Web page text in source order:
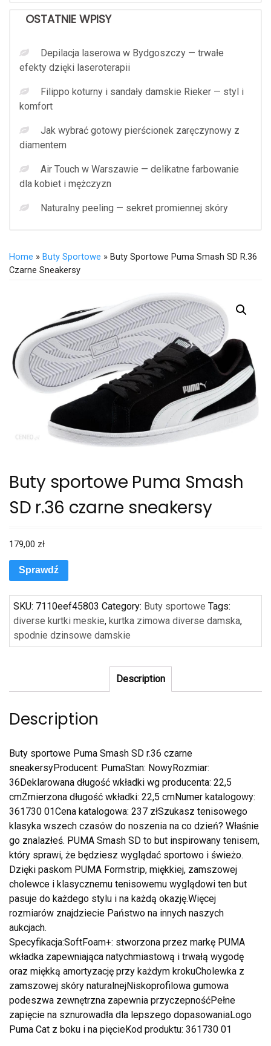
OSTATNIE WPISY
Depilacja laserowa w Bydgoszczy — trwałe
efekty dzięki laseroterapii
Filippo koturny i sandały damskie Rieker — styl i
komfort
Jak wybrać gotowy pierścionek zaręczynowy z
diamentem
Air Touch w Warszawie — delikatne farbowanie
dla kobiet i mężczyzn
Naturalny peeling — sekret promiennej skóry
Home » Buty Sportowe » Buty Sportowe Puma Smash SD R.36
Czarne Sneakersy
Buty sportowe Puma Smash
SD r.36 czarne sneakersy
179,00 zł
Sprawdź
SKU: 7110eef45803 Category: Buty sportowe Tags:
diverse kurtki meskie, kurtka zimowa diverse damska,
spodnie dzinsowe damskie
Description
Description
Buty sportowe Puma Smash SD r.36 czarne
sneakersyProducent: PumaStan: NowyRozmiar:
36Deklarowana długość wkładki wg producenta: 22,5
cmZmierzona długość wkładki: 22,5 cmNumer katalogowy:
361730 01Cena katalogowa: 237 złSzukasz tenisowego
klasyka wszech czasów do noszenia na co dzień? Właśnie
go znalazłeś. PUMA Smash SD to but inspirowany tenisem,
który sprawi, że będziesz wyglądać sportowo i świeżo.
Dzięki paskom PUMA Formstrip, miękkiej, zamszowej
cholewce i klasycznemu tenisowemu wyglądowi ten but
pasuje do każdego stylu i na każdą okazję.Więcej
rozmiarów znajdziecie Państwo na innych naszych
aukcjach.
Specyfikacja:SoftFoam+: stworzona przez markę PUMA
wkładka zapewniająca natychmiastową i trwałą wygodę
oraz miękką amortyzację przy każdym krokuCholewka z
zamszowej skóry naturalnejNiskoprofilowa gumowa
podeszwa zewnętrzna zapewnia przyczepnośćPełne
zapięcie na sznurowadła dla lepszego dopasowaniaLogo
Puma Cat z boku i na pięcieKod produktu: 361730 01